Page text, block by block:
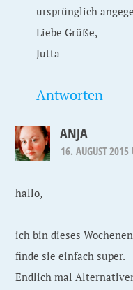
ursprünglich
Liebe Grüße,
Jutta
Antworten
ANJA
16. AUGUST
hallo,
ich bin dieses
finde sie einfach super.
Endlich mal